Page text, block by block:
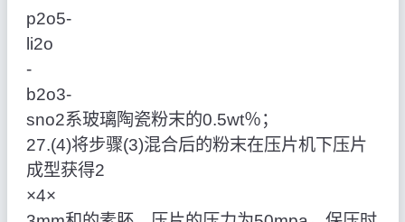
p2o5‑
li2o
‑
b2o3‑
sno2系玻璃陶瓷粉末的0.5wt％；
27.(4)将步骤(3)混合后的粉末在压片机下压片
成型获得2
×4×